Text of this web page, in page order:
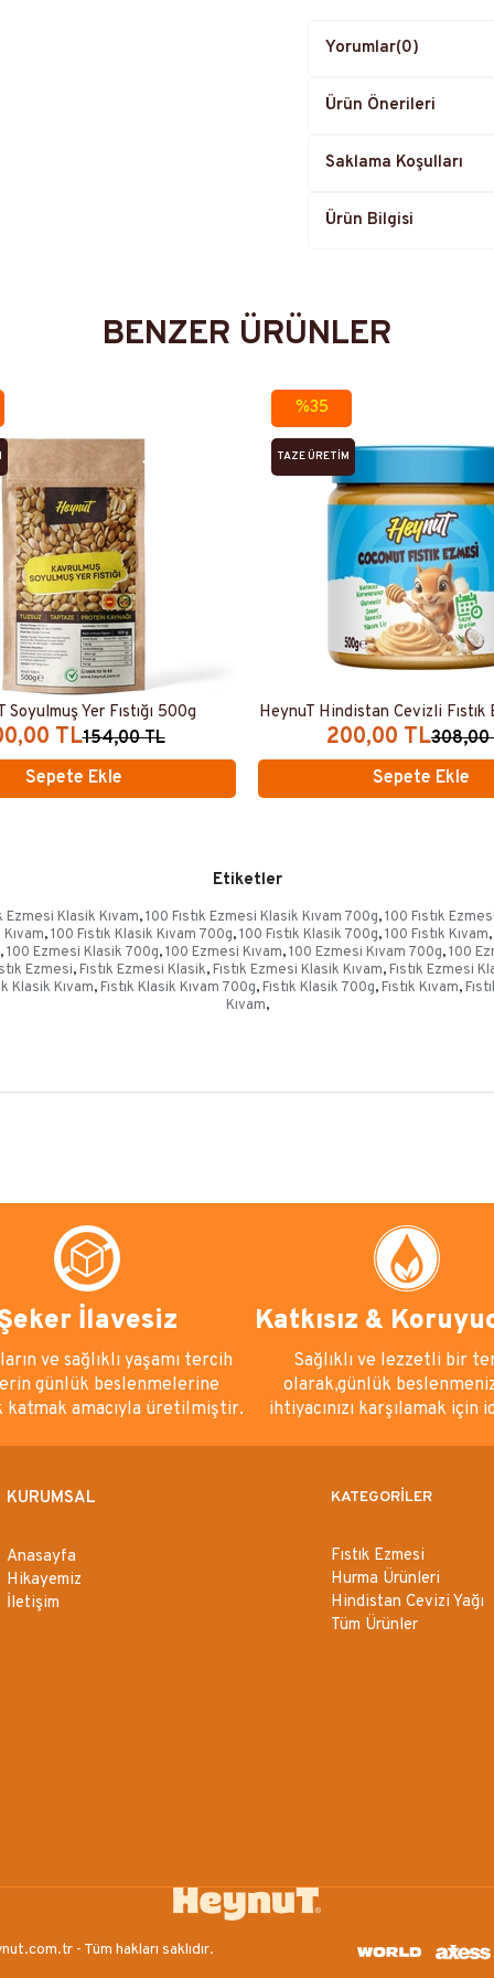
Yorumlar(0)
Ürün Önerileri
Saklama Koşulları
Ürün Bilgisi
BENZER ÜRÜNLER
Soyulmuş Yer Fıstığı 500g
TL154,00 TL
Sepete Ekle
HeynuT Hindistan Cevizli Fıstık
200,00 TL308,00
Sepete Ekle
%35
TAZE ÜRETIM
Etiketler
Ezmesi Klasik Kıvam,100 Fıstık Ezmesi Klasik Kıvam 700g,100 Fıstık
,100 Fıstık Klasik Kıvam 700g,100 Fıstık Klasik 700g,100 Fıstık Kıvam,
,100 Ezmesi Klasik 700g,100 Ezmesi Kıvam,100 Ezmesi Kıvam 700g,100
Ezmesi,Fıstık Ezmesi Klasik,Fıstık Ezmesi Klasik Kıvam,Fıstık Ezmesi
Klasik Kıvam, Fıstık Klasik Kıvam 700g, Fıstık Klasik 700g, Fıstık Kıvam,
Kıvam,
İlavesiz
ve sağlıklı yaşamı tercih
günlük beslenmelerine
katmak amacıyla üretilmiştir.
Katkısız &
Sağlıklı ve lezzetli bir
olarak,günlük
ihtiyacınızı karşılamak için
KURUMSAL
Anasayfa
Hikayemiz
İletişim
KATEGORİLER
Fıstık Ezmesi
Hurma Ürünleri
Hindistan Cevizi Yağı
Tüm Ürünler
- Tüm hakları saklıdır.